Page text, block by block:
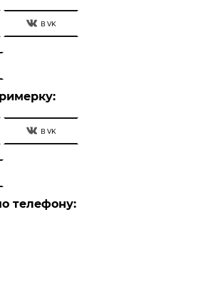
В VK
В VK
телефону: